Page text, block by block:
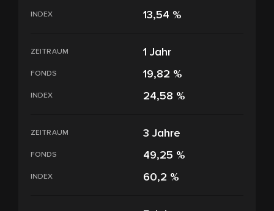
INDEX 13,54 %
ZEITRAUM 1 Jahr
FONDS 19,82 %
INDEX 24,58 %
ZEITRAUM 3 Jahre
FONDS 49,25 %
INDEX 60,2 %